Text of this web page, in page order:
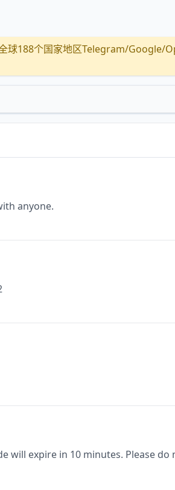
球188个国家地区Telegram/
anyone.
will expire in 10 minutes. Please